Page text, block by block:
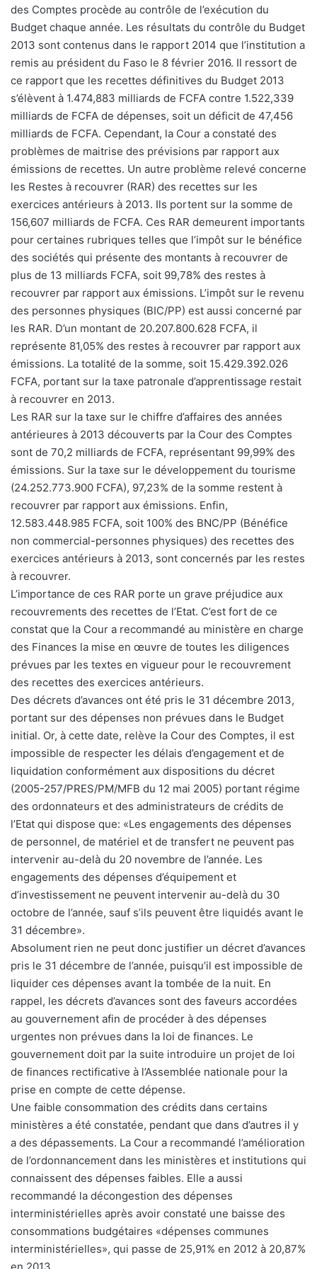
des Comptes procède au contrôle de l’exécution du
Budget chaque année. Les résultats du contrôle du Budget
2013 sont contenus dans le rapport 2014 que l’institution a
remis au président du Faso le 8 février 2016. Il ressort de
ce rapport que les recettes définitives du Budget 2013
s’élèvent à 1.474,883 milliards de FCFA contre 1.522,339
milliards de FCFA de dépenses, soit un déficit de 47,456
milliards de FCFA. Cependant, la Cour a constaté des
problèmes de maitrise des prévisions par rapport aux
émissions de recettes. Un autre problème relevé concerne
les Restes à recouvrer (RAR) des recettes sur les
exercices antérieurs à 2013. Ils portent sur la somme de
156,607 milliards de FCFA. Ces RAR demeurent importants
pour certaines rubriques telles que l’impôt sur le bénéfice
des sociétés qui présente des montants à recouvrer de
plus de 13 milliards FCFA, soit 99,78% des restes à
recouvrer par rapport aux émissions. L’impôt sur le revenu
des personnes physiques (BIC/PP) est aussi concerné par
les RAR. D’un montant de 20.207.800.628 FCFA, il
représente 81,05% des restes à recouvrer par rapport aux
émissions. La totalité de la somme, soit 15.429.392.026
FCFA, portant sur la taxe patronale d’apprentissage restait
à recouvrer en 2013.
Les RAR sur la taxe sur le chiffre d’affaires des années
antérieures à 2013 découverts par la Cour des Comptes
sont de 70,2 milliards de FCFA, représentant 99,99% des
émissions. Sur la taxe sur le développement du tourisme
(24.252.773.900 FCFA), 97,23% de la somme restent à
recouvrer par rapport aux émissions. Enfin,
12.583.448.985 FCFA, soit 100% des BNC/PP (Bénéfice
non commercial-personnes physiques) des recettes des
exercices antérieurs à 2013, sont concernés par les restes
à recouvrer.
L’importance de ces RAR porte un grave préjudice aux
recouvrements des recettes de l’Etat. C’est fort de ce
constat que la Cour a recommandé au ministère en charge
des Finances la mise en œuvre de toutes les diligences
prévues par les textes en vigueur pour le recouvrement
des recettes des exercices antérieurs.
Des décrets d’avances ont été pris le 31 décembre 2013,
portant sur des dépenses non prévues dans le Budget
initial. Or, à cette date, relève la Cour des Comptes, il est
impossible de respecter les délais d’engagement et de
liquidation conformément aux dispositions du décret
(2005-257/PRES/PM/MFB du 12 mai 2005) portant régime
des ordonnateurs et des administrateurs de crédits de
l’Etat qui dispose que: «Les engagements des dépenses
de personnel, de matériel et de transfert ne peuvent pas
intervenir au-delà du 20 novembre de l’année. Les
engagements des dépenses d’équipement et
d’investissement ne peuvent intervenir au-delà du 30
octobre de l’année, sauf s’ils peuvent être liquidés avant le
31 décembre».
Absolument rien ne peut donc justifier un décret d’avances
pris le 31 décembre de l’année, puisqu’il est impossible de
liquider ces dépenses avant la tombée de la nuit. En
rappel, les décrets d’avances sont des faveurs accordées
au gouvernement afin de procéder à des dépenses
urgentes non prévues dans la loi de finances. Le
gouvernement doit par la suite introduire un projet de loi
de finances rectificative à l’Assemblée nationale pour la
prise en compte de cette dépense.
Une faible consommation des crédits dans certains
ministères a été constatée, pendant que dans d’autres il y
a des dépassements. La Cour a recommandé l’amélioration
de l’ordonnancement dans les ministères et institutions qui
connaissent des dépenses faibles. Elle a aussi
recommandé la décongestion des dépenses
interministérielles après avoir constaté une baisse des
consommations budgétaires «dépenses communes
interministérielles», qui passe de 25,91% en 2012 à 20,87%